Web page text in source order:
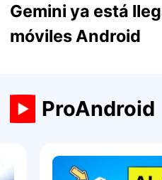
Gemini ya está
móviles Android
ProAndroid